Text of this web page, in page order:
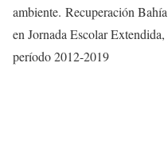
ambiente. Recuperación
en Jornada Escolar
período 2012-2019